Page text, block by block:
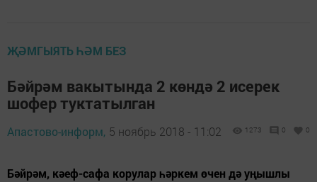
ҖӘМГЫЯТЬ ҺӘМ БЕЗ
Бәйрәм вакытында 2 көндә 2 исерек
шофер туктатылган
Апастово-информ, 5 ноябрь 2018 - 11:02 1273 0 0
Бәйрәм, кәеф-сафа корулар һәркем өчен дә уңышлы